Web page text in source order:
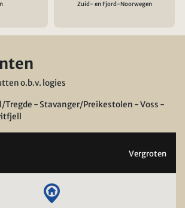
Zuid- en Fjord-Noorwegen
o.b.v. logies
Tregde - Stavanger/Preikestolen - Voss -
Vergroten